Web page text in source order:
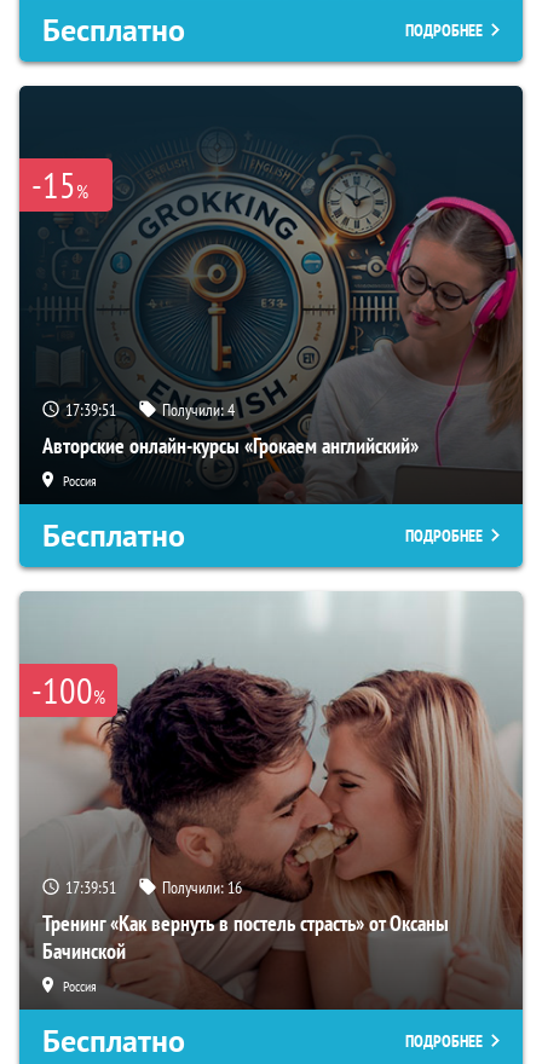
Бесплатно ПОДРОБНЕЕ
-15%
17:39:50 Получили:4
Авторские онлайн-курсы «Грокаем английский»
Россия
Бесплатно ПОДРОБНЕЕ
-100%
17:39:50 Получили:16
Тренинг «Как вернуть в постель страсть» от Оксаны
Бачинской
Россия
Бесплатно ПОДРОБНЕЕ